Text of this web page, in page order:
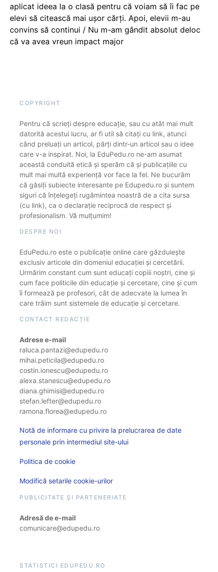
aplicat ideea la o clasă pentru că voiam să îi fac pe
elevi să citească mai ușor cărți. Apoi, elevii m-au
convins să continui / Nu m-am gândit absolut deloc
că va avea vreun impact major
COPYRIGHT
Pentru că scrieți despre educație, sau cu atât mai mult
datorită acestui lucru, ar fi util să citați cu link, atunci
când preluați un articol, părți dintr-un articol sau o idee
care v-a inspirat. Noi, la EduPedu.ro ne-am asumat
această conduită etică și sperăm că și publicațiile cu
mult mai multă experiență vor face la fel. Ne bucurăm
că găsiți subiecte interesante pe Edupedu.ro și suntem
siguri că înțelegeți rugămintea noastră de a cita sursa
(cu link), ca o declarație reciprocă de respect și
profesionalism. Vă mulțumim!
DESPRE NOI
EduPedu.ro este o publicație online care găzduiește
exclusiv articole din domeniul educației și cercetării.
Urmărim constant cum sunt educați copiii noștri, cine și
cum face politicile din educație și cercetare, cine și cum
îi formează pe profesori, cât de adecvate la lumea în
care trăim sunt sistemele de educație și cercetare.
CONTACT REDACȚIE
Adrese e-mail
raluca.pantazi@edupedu.ro
mihai.peticila@edupedu.ro
costin.ionescu@edupedu.ro
alexa.stanescu@edupedu.ro
diana.ghimisi@edupedu.ro
stefan.lefter@edupedu.ro
ramona.florea@edupedu.ro
Notă de informare cu privire la prelucrarea de date
personale prin intermediul site-ului
Politica de cookie
Modifică setarile cookie-urilor
PUBLICITATE ȘI PARTENERIATE
Adresă de e-mail
comunicare@edupedu.ro
STATISTICI EDUPEDU.RO